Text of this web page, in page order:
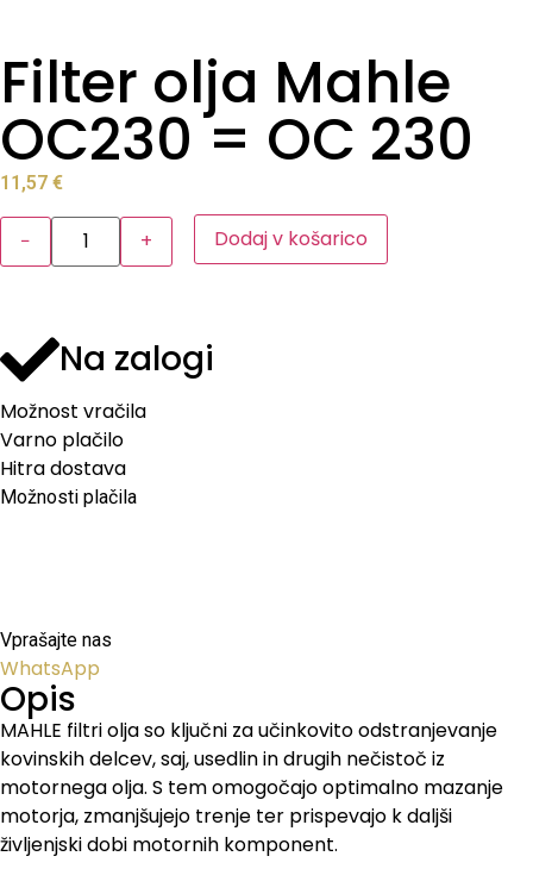
Filter olja Mahle
OC230 = OC 230
11,57 €
− + Dodaj v košarico
Na zalogi
Možnost vračila
Varno plačilo
Hitra dostava
Možnosti plačila
Vprašajte nas
WhatsApp
Opis
MAHLE filtri olja so ključni za učinkovito odstranjevanje
kovinskih delcev, saj, usedlin in drugih nečistoč iz
motornega olja. S tem omogočajo optimalno mazanje
motorja, zmanjšujejo trenje ter prispevajo k daljši
življenjski dobi motornih komponent.